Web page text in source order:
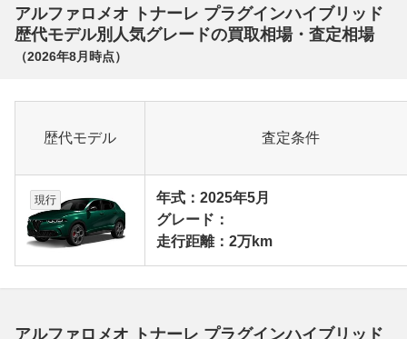
アルファロメオ トナーレ プラグインハイブリッド
歴代モデル別人気グレードの買取相場・査定相場
（2026年8月 時点）
歴代モデル 査定条件
現行
年式：2025年5月
グレード：
走行距離：2万km
アルファロメオ トナーレ プラグインハイブリッド